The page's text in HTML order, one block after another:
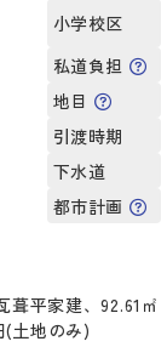
小学校区
私道負担
地目
引渡時期
下水道
都市計画
葺平家建、92.61㎡
(土地のみ)